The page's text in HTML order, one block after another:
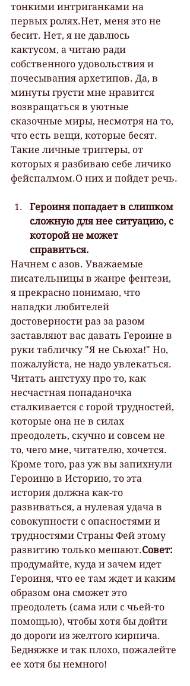
тонкими интриганками на
первых ролях.Нет, меня это не
бесит. Нет, я не давлюсь
кактусом, а читаю ради
собственного удовольствия и
почесывания архетипов. Да, в
минуты грусти мне нравится
возвращаться в уютные
сказочные миры, несмотря на то,
что есть вещи, которые бесят.
Такие личные триггеры, от
которых я разбиваю себе личико
фейспалмом.О них и пойдет речь.
Героиня попадает в слишком
сложную для нее ситуацию, с
которой не может
справиться.
Начнем с азов. Уважаемые
писательницы в жанре фентези,
я прекрасно понимаю, что
нападки любителей
достоверности раз за разом
заставляют вас давать Героине в
руки табличку "Я не Сьюха!" Но,
пожалуйста, не надо увлекаться.
Читать ангстуху про то, как
несчастная попаданочка
сталкивается с горой трудностей,
которые она не в силах
преодолеть, скучно и совсем не
то, чего мне, читателю, хочется.
Кроме того, раз уж вы запихнули
Героиню в Историю, то эта
история должна как-то
развиваться, а нулевая удача в
совокупности с опасностями и
трудностями Страны Фей этому
развитию только мешают.Совет:
продумайте, куда и зачем идет
Героиня, что ее там ждет и каким
образом она сможет это
преодолеть (сама или с чьей-то
помощью), чтобы хотя бы дойти
до дороги из желтого кирпича.
Бедняжке и так плохо, пожалейте
ее хотя бы немного!